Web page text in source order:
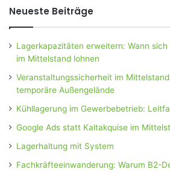
Neueste Beiträge
Lagerkapazitäten erweitern: Wann
im Mittelstand lohnen
Veranstaltungssicherheit im
temporäre Außengelände
Kühllagerung im Gewerbebetrieb:
Google Ads statt Kaltakquise im
Lagerhaltung mit System
Fachkräfteeinwanderung: Warum B2-